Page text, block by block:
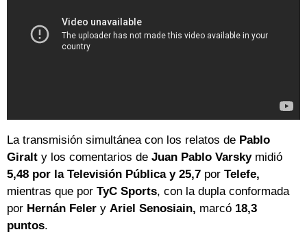
La transmisión simultánea con los relatos de Pablo
Giralt y los comentarios de Juan Pablo Varskymidió
5,48 por la Televisión Pública y 25,7 por Telefe,
mientras que por TyC Sports, con la dupla conformada
por Hernán Feler y Ariel Senosiain, marcó 18,3
puntos.